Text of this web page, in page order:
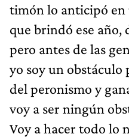
timón lo anticipó en
que brindó ese año,
pero antes de las
yo soy un
del peronismo y
voy a ser ningún
Voy a hacer todo lo